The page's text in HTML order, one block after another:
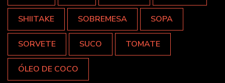
SHIITAKE SOBREMESA SOPA
SORVETE SUCO TOMATE
ÓLEO DE COCO